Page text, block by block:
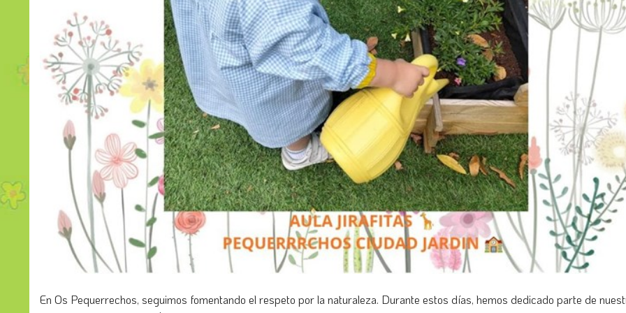
En Os Pequerrechos, seguimos fomentando el respeto por la naturaleza. Durante estos días, hemos dedicado parte de